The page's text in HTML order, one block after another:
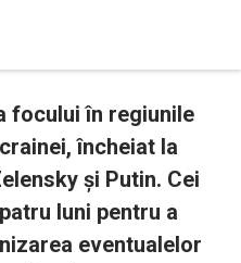
focului în regiunile
încheiat la
și Putin. Cei
luni pentru a
eventualelor